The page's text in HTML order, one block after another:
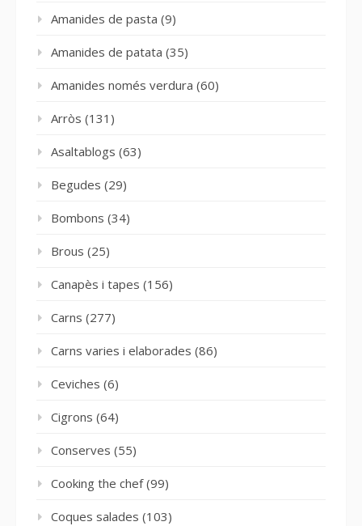
Amanides de pasta (9)
Amanides de patata (35)
Amanides només verdura (60)
Arròs (131)
Asaltablogs (63)
Begudes (29)
Bombons (34)
Brous (25)
Canapès i tapes (156)
Carns (277)
Carns varies i elaborades (86)
Ceviches (6)
Cigrons (64)
Conserves (55)
Cooking the chef(99)
Coques salades (103)